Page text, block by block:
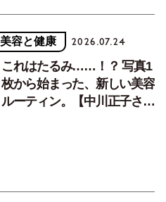
美容と健康 2026.07.24
これはたるみ……！？ 写真1
枚から始まった、新しい美容
ルーティン。【中川正子さん